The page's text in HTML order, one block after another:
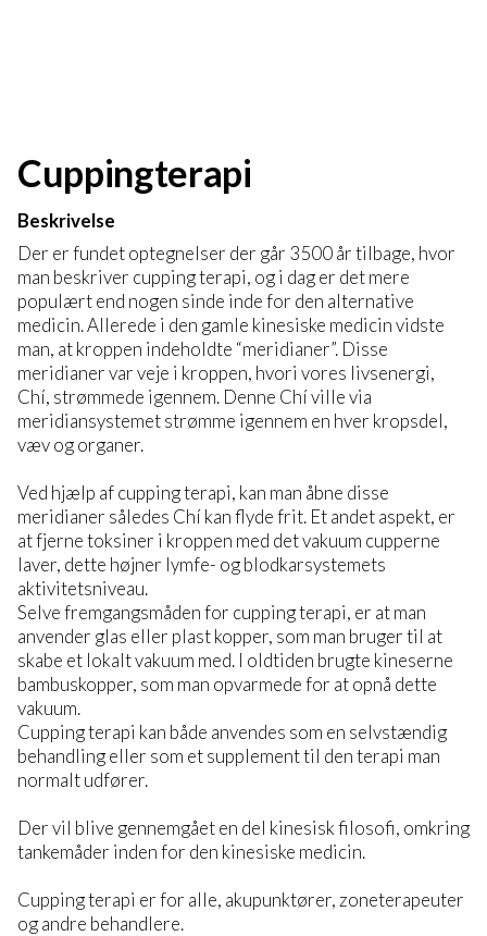
Cuppingterapi
Beskrivelse
Der er fundet optegnelser der går 3500 år tilbage, hvor
man beskriver cupping terapi, og i dag er det mere
populært end nogen sinde inde for den alternative
medicin. Allerede i den gamle kinesiske medicin vidste
man, at kroppen indeholdte “meridianer”. Disse
meridianer var veje i kroppen, hvori vores livsenergi,
Chí, strømmede igennem. Denne Chí ville via
meridiansystemet strømme igennem en hver kropsdel,
væv og organer.
Ved hjælp af cupping terapi, kan man åbne disse
meridianer således Chí kan flyde frit. Et andet aspekt, er
at fjerne toksiner i kroppen med det vakuum cupperne
laver, dette højner lymfe- og blodkarsystemets
aktivitetsniveau.
Selve fremgangsmåden for cupping terapi, er at man
anvender glas eller plast kopper, som man bruger til at
skabe et lokalt vakuum med. I oldtiden brugte kineserne
bambuskopper, som man opvarmede for at opnå dette
vakuum.
Cupping terapi kan både anvendes som en selvstændig
behandling eller som et supplement til den terapi man
normalt udfører.
Der vil blive gennemgået en del kinesisk filosofi, omkring
tankemåder inden for den kinesiske medicin.
Cupping terapi er for alle, akupunktører, zoneterapeuter
og andre behandlere.